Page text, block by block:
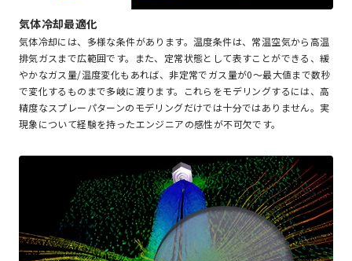
気体冷却最適化
気体冷却には、多様な条件があります。温度条件は、常温空気から高温
排気ガスまで広範囲です。また、定常状態として表すことができる、緩
やかなガス量/温度変化もあれば、非定常でガス量が0～最大値まで数秒
で変化するものまで多岐に渡ります。これらをモデリングするには、高
精度なスプレーパターンのモデリングだけでは十分ではありません。実
現象について経験を持ったエンジニアの感性が不可欠です。